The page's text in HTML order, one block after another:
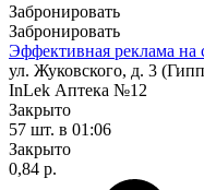
Забронировать
Забронировать
Эффективная реклама на
ул. Жуковского, д. 3
InLek Аптека №12
Закрыто
57 шт. в 01:06
Закрыто
0,84 р.